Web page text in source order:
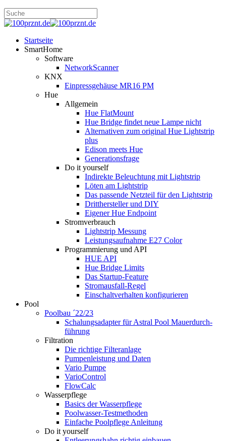
Startseite
SmartHome
Software
NetworkScanner
KNX
Einpressgehäuse MR16 PM
Hue
Allgemein
Hue FlatMount
Hue Bridge findet neue Lampe nicht
Alternativen zum original Hue Lightstrip
plus
Edison meets Hue
Generationsfrage
Do it yourself
Indirekte Beleuchtung mit Lightstrip
Löten am Lightstrip
Das passende Netzteil für den Lightstrip
Dritthersteller und DIY
Eigener Hue Endpoint
Stromverbrauch
Lightstrip Messung
Leistungsaufnahme E27 Color
Programmierung und API
HUE API
Hue Bridge Limits
Das Startup-Feature
Stromausfall-Regel
Einschaltverhalten konfigurieren
Pool
Poolbau ´22/23
Schalungs­adapter für Astral Pool Mauer­durch­
führung
Filtration
Die richtige Filter­anlage
Pumpenleistung und Daten
Vario Pumpe
Vario­Control
FlowCalc
Wasserpflege
Basics der Wasserpflege
Poolwasser-Testmethoden
Einfache Poolpflege Anleitung
Do it yourself